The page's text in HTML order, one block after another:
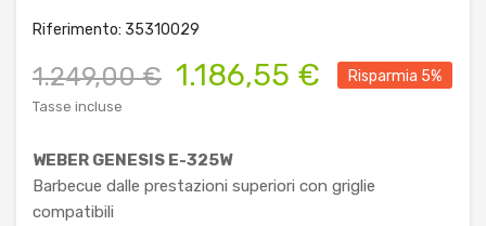
Riferimento: 35310029
1.249,00 € 1.186,55 € Risparmia 5%
Tasse incluse
WEBER GENESIS E-325W
Barbecue dalle prestazioni superiori con griglie
compatibili